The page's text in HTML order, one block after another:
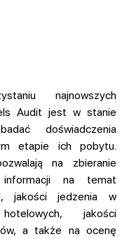
najnowszych
Audit jest w stanie
doświadczenia
etapie ich pobytu.
na zbieranie
informacji na temat
jakości jedzenia w
jakości
a także na ocenę